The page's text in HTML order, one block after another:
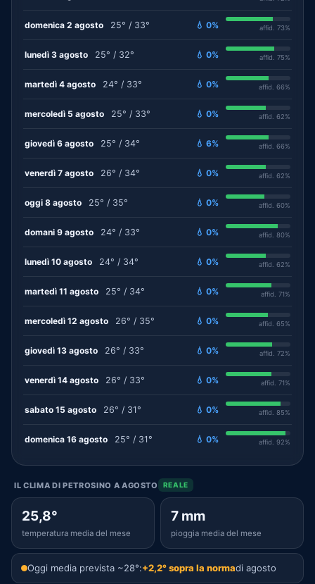
domenica 2 agosto 25° / 33° 💧 0% affid. 73%
lunedì 3 agosto 25° / 32° 💧 0% affid. 75%
martedì 4 agosto 24° / 33° 💧 0% affid. 66%
mercoledì 5 agosto 25° / 33° 💧 0% affid. 62%
giovedì 6 agosto 25° / 34° 💧 6% affid. 66%
venerdì 7 agosto 26° / 34° 💧 0% affid. 62%
oggi 8 agosto 25° / 35° 💧 0% affid. 60%
domani 9 agosto 24° / 33° 💧 0% affid. 80%
lunedì 10 agosto 24° / 34° 💧 0% affid. 62%
martedì 11 agosto 25° / 34° 💧 0% affid. 71%
mercoledì 12 agosto 26° / 35° 💧 0% affid. 65%
giovedì 13 agosto 26° / 33° 💧 0% affid. 72%
venerdì 14 agosto 26° / 33° 💧 0% affid. 71%
sabato 15 agosto 26° / 31° 💧 0% affid. 85%
domenica 16 agosto 25° / 31° 💧 0% affid. 92%
IL CLIMA DI PETROSINO A AGOSTO REALE
25,8°
temperatura media del mese
7 mm
pioggia media del mese
Oggi media prevista ~28°:+2,2° sopra la normadi agosto